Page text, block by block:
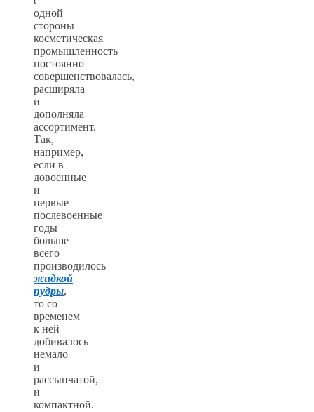
одной
стороны
косметическая
промышленность
постоянно
совершенствовалась,
расширяла
и
дополняла
ассортимент.
Так,
например,
если в
довоенные
и
первые
послевоенные
годы
больше
всего
производилось
жидкой
пудры,
то со
временем
к ней
добивалось
немало
и
рассыпчатой,
и
компактной.